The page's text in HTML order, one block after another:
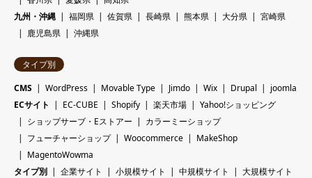
九州・沖縄
福岡県 佐賀県 長崎県 熊本県 大分県
宮崎県
鹿児島県
沖縄県
タイプ別
CMS
WordPress Movable Type Jimdo Wix Drupal
joomla
ECサイト
EC-CUBE Shopify 楽天市場
Yahoo!ショッピング
ショップサーブ・Eストアー
カラーミーショップ
フューチャーショップ
Woocommerce
MakeShop
MagentoWowma
タイプ別
企業サイト 小規模サイト 中規模サイト 大規模サイト